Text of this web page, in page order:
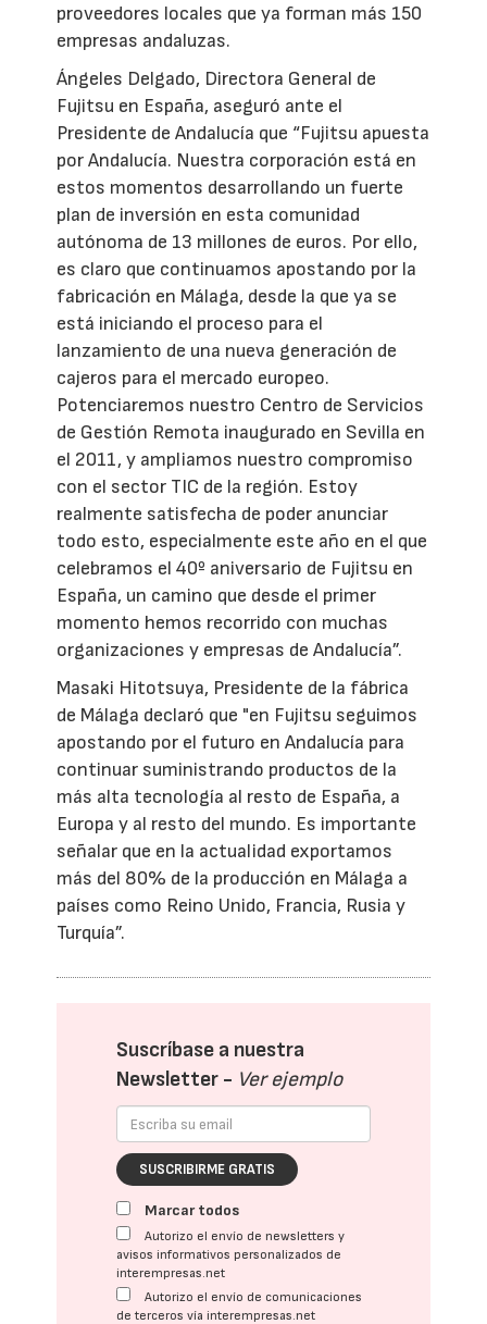
proveedores locales que ya forman más 150
empresas andaluzas.
Ángeles Delgado, Directora General de
Fujitsu en España, aseguró ante el
Presidente de Andalucía que “Fujitsu apuesta
por Andalucía. Nuestra corporación está en
estos momentos desarrollando un fuerte
plan de inversión en esta comunidad
autónoma de 13 millones de euros. Por ello,
es claro que continuamos apostando por la
fabricación en Málaga, desde la que ya se
está iniciando el proceso para el
lanzamiento de una nueva generación de
cajeros para el mercado europeo.
Potenciaremos nuestro Centro de Servicios
de Gestión Remota inaugurado en Sevilla en
el 2011, y ampliamos nuestro compromiso
con el sector TIC de la región. Estoy
realmente satisfecha de poder anunciar
todo esto, especialmente este año en el que
celebramos el 40º aniversario de Fujitsu en
España, un camino que desde el primer
momento hemos recorrido con muchas
organizaciones y empresas de Andalucía”.
Masaki Hitotsuya, Presidente de la fábrica
de Málaga declaró que "en Fujitsu seguimos
apostando por el futuro en Andalucía para
continuar suministrando productos de la
más alta tecnología al resto de España, a
Europa y al resto del mundo. Es importante
señalar que en la actualidad exportamos
más del 80% de la producción en Málaga a
países como Reino Unido, Francia, Rusia y
Turquía”.
Suscríbase a nuestra
Newsletter - Ver ejemplo
SUSCRIBIRME GRATIS
Marcar todos
Autorizo el envío de newsletters y
avisos informativos personalizados de
interempresas.net
Autorizo el envío de comunicaciones
de terceros vía interempresas.net